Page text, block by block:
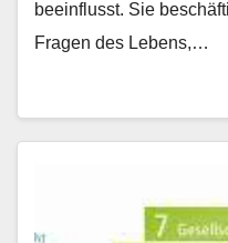
beeinflusst. Sie
Fragen des Lebens,…